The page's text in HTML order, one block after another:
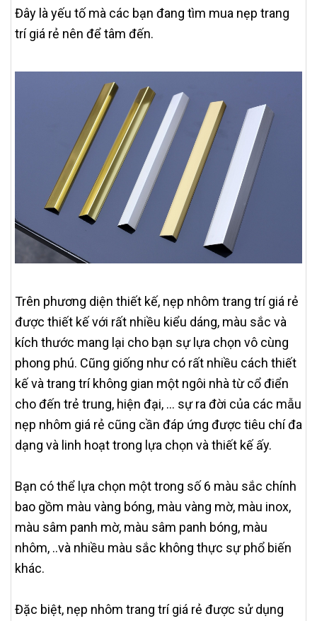
Đây là yếu tố mà các bạn đang tìm mua nẹp trang
trí giá rẻ nên để tâm đến.
Trên phương diện thiết kế, nẹp nhôm trang trí giá rẻ
được thiết kế với rất nhiều kiểu dáng, màu sắc và
kích thước mang lại cho bạn sự lựa chọn vô cùng
phong phú. Cũng giống như có rất nhiều cách thiết
kế và trang trí không gian một ngôi nhà từ cổ điển
cho đến trẻ trung, hiện đại, … sự ra đời của các mẫu
nẹp nhôm giá rẻ cũng cần đáp ứng được tiêu chí đa
dạng và linh hoạt trong lựa chọn và thiết kế ấy.
Bạn có thể lựa chọn một trong số 6 màu sắc chính
bao gồm màu vàng bóng, màu vàng mờ, màu inox,
màu sâm panh mờ, màu sâm panh bóng, màu
nhôm, ..và nhiều màu sắc không thực sự phổ biến
khác.
Đặc biệt, nẹp nhôm trang trí giá rẻ được sử dụng